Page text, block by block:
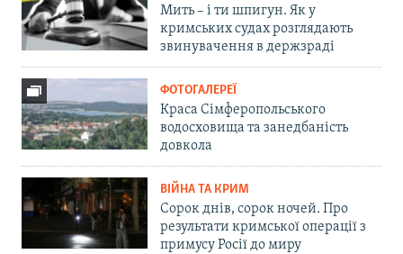
Мить – і ти шпигун. Як у
кримських судах розглядають
звинувачення в держзраді
ФОТОГАЛЕРЕЇ
Краса Сімферопольського
водосховища та занедбаність
довкола
ВІЙНА ТА КРИМ
Сорок днів, сорок ночей. Про
результати кримської операції з
примусу Росії до миру